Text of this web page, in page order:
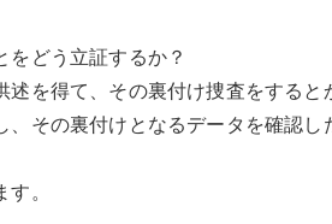
をどう立証するか？
を得て、その裏付け捜査をすると
その裏付けとなるデータを確認し
。